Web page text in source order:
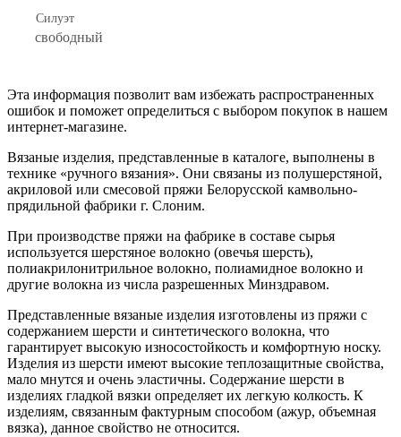
Силуэт
свободный
Эта информация позволит вам избежать распространенных
ошибок и поможет определиться с выбором покупок в нашем
интернет-магазине.
Вязаные изделия, представленные в каталоге, выполнены в
технике «ручного вязания». Они связаны из полушерстяной,
акриловой или смесовой пряжи Белорусской камвольно-
прядильной фабрики г. Слоним.
При производстве пряжи на фабрике в составе сырья
используется шерстяное волокно (овечья шерсть),
полиакрилонитрильное волокно, полиамидное волокно и
другие волокна из числа разрешенных Минздравом.
Представленные вязаные изделия изготовлены из пряжи с
содержанием шерсти и синтетического волокна, что
гарантирует высокую износостойкость и комфортную носку.
Изделия из шерсти имеют высокие теплозащитные свойства,
мало мнутся и очень эластичны. Содержание шерсти в
изделиях гладкой вязки определяет их легкую колкость. К
изделиям, связанным фактурным способом (ажур, объемная
вязка), данное свойство не относится.